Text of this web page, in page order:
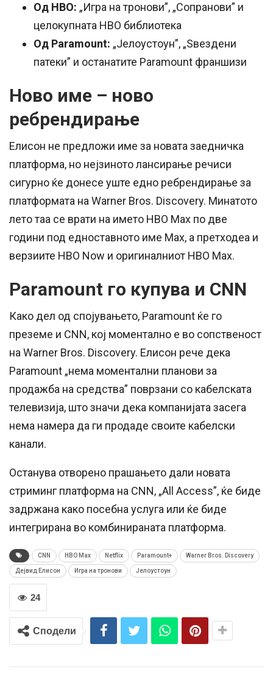
Од HBO: „Игра на тронови”, „Сопранови” и
целокупната HBO библиотека
Од Paramount: „Јелоустоун”, „Ѕвездени
патеки” и останатите Paramount франшизи
Ново име – ново
ребрендирање
Елисон не предложи име за новата заедничка
платформа, но нејзиното лансирање речиси
сигурно ќе донесе уште едно ребрендирање за
платформата на Warner Bros. Discovery. Минатото
лето таа се врати на името HBO Max по две
години под едноставното име Max, а претходеа и
верзиите HBO Now и оригиналниот HBO Max.
Paramount го купува и CNN
Како дел од спојувањето, Paramount ќе го
преземе и CNN, кој моментално е во сопственост
на Warner Bros. Discovery. Елисон рече дека
Paramount „нема моментални планови за
продажба на средства” поврзани со кабелската
телевизија, што значи дека компанијата засега
нема намера да ги продаде своите кабелски
канали.
Останува отворено прашањето дали новата
стриминг платформа на CNN, „All Access”, ќе биде
задржана како посебна услуга или ќе биде
интегрирана во комбинираната платформа.
CNN HBO Max Netflix Paramount+ Warner Bros. Discovery
Дејвид Елисон Игра на тронови Јелоустоун
24
Сподели